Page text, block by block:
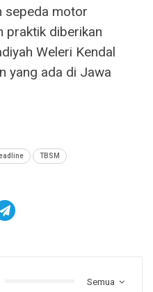
sepeda motor
praktik diberikan
Weleri Kendal
yang ada di Jawa
TBSM
Semua